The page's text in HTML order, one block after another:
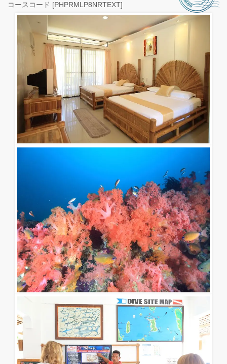
コースコード [PHPRMLP8NRTEXT]